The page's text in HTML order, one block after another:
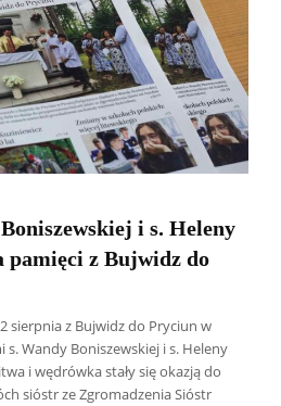
i s. Heleny
pamięci z Bujwidz do
sierpnia z Bujwidz do Pryciun w
s. Wandy Boniszewskiej i s. Heleny
i wędrówka stały się okazją do
sióstr ze Zgromadzenia Sióstr